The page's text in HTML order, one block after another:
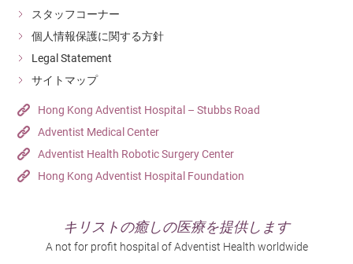
スタッフコーナー
個人情報保護に関する方針
Legal Statement
サイトマップ
Hong Kong Adventist Hospital – Stubbs Road
Adventist Medical Center
Adventist Health Robotic Surgery Center
Hong Kong Adventist Hospital Foundation
キリストの癒しの医療を提供します
A not for profit hospital of Adventist Health worldwide